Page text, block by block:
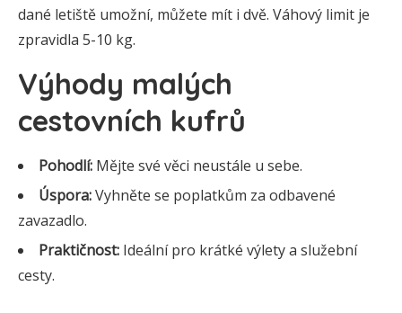
dané letiště umožní, můžete mít i dvě. Váhový limit je
zpravidla 5-10 kg.
Výhody malých
cestovních kufrů
Pohodlí: Mějte své věci neustále u sebe.
Úspora:Vyhněte se poplatkům za odbavené
zavazadlo.
Praktičnost: Ideální pro krátké výlety a služební
cesty.